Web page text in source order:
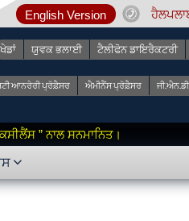
English Version
ਖੇਡਾਂ ਯੁਵਕ ਭਲਾਈ ਟੈਲੀਫੋਨ ਡਾਇਰੈਕਟਰੀ
ਆਨਰੇਰੀ ਪ੍ਰੋਫ਼ੈਸਰ ਐਮੀਨੈਂਸ ਪ੍ਰੋਫ਼ੈਸਰ
” ਨਾਲ ਸਨਮਾਨਿਤ।